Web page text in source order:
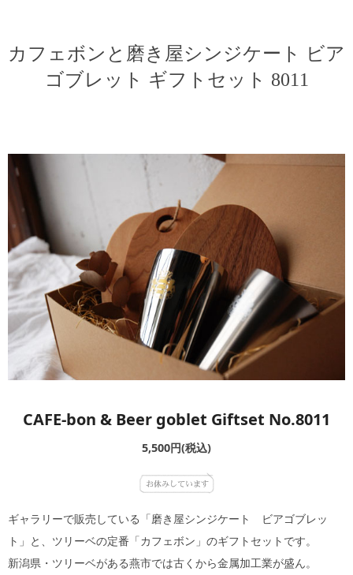
オーダーデスク
Desk
椅子・ソファ
木の小物・その他
Furniture
造り付け家具
Build-in
オーダーキッチン
Order-kitchen
カフェボンと磨き屋シンジケート ビア
ゴブレット ギフトセット 8011
CAFE-bon & Beer goblet Giftset No.8011
5,500円(税込)
ギャラリーで販売している「磨き屋シンジケート ビアゴブレッ
ト」と、ツリーベの定番「カフェボン」のギフトセットです。
新潟県・ツリーベがある燕市では古くから金属加工業が盛ん。